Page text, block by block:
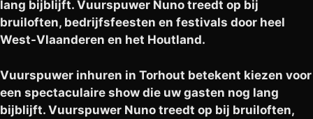
lang bijblijft. Vuurspuwer Nuno treedt op bij
bruiloften, bedrijfsfeesten en festivals door heel
West-Vlaanderen en het Houtland.
Vuurspuwer inhuren in Torhout betekent kiezen voor
een spectaculaire show die uw gasten nog lang
bijblijft. Vuurspuwer Nuno treedt op bij bruiloften,